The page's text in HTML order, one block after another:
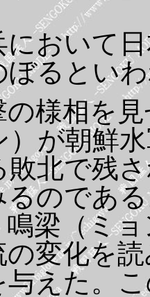
において
ぼるとい
様相を
）が朝鮮
敗北で残
るのであ
梁（ミ
変化を
与えた。